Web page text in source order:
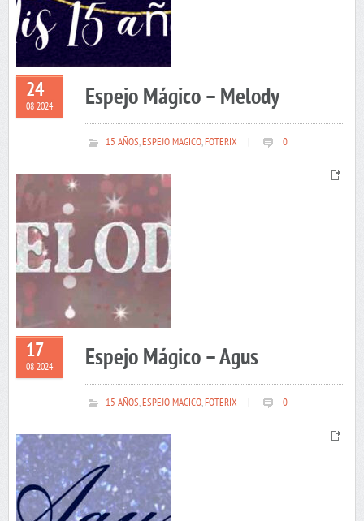
24
08 2024 Espejo Mágico – Melody
15 AÑOS,ESPEJO MAGICO,FOTERIX 0
17
08 2024 Espejo Mágico – Agus
15 AÑOS,ESPEJO MAGICO,FOTERIX 0